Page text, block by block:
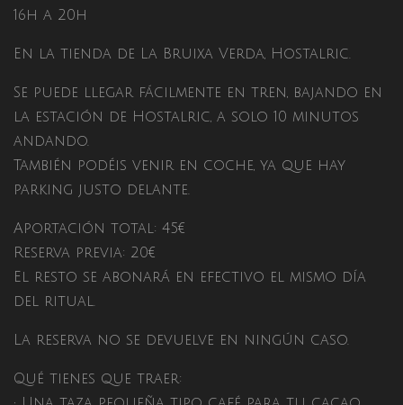
16h a 20h
En la tienda de La Bruixa Verda, Hostalric.
Se puede llegar fácilmente en tren, bajando en
la estación de Hostalric, a solo 10 minutos
andando.
También podéis venir en coche, ya que hay
parking justo delante.
Aportación total: 45€
Reserva previa: 20€
El resto se abonará en efectivo el mismo día
del ritual.
La reserva no se devuelve en ningún caso.
Qué tienes que traer: